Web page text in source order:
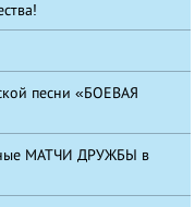
песни «БОЕВАЯ
МАТЧИ ДРУЖБЫ в